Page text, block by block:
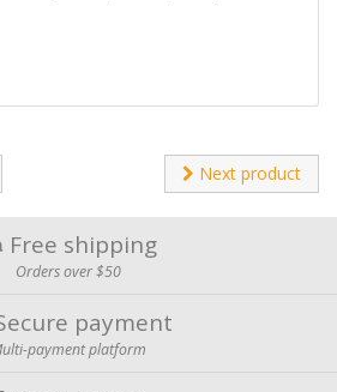
Next product
Free shipping
Orders over $50
payment
payment platform